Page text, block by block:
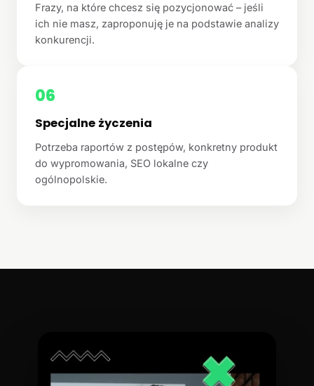
Frazy, na które chcesz się pozycjonować – jeśli
ich nie masz, zaproponuję je na podstawie analizy
konkurencji.
06
Specjalne życzenia
Potrzeba raportów z postępów, konkretny produkt
do wypromowania, SEO lokalne czy
ogólnopolskie.